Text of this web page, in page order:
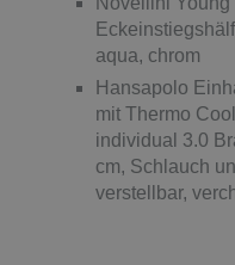
aqua, chrom
Hansapolo
mit Thermo
individual 3.0
cm, Schlauch
verstellbar,